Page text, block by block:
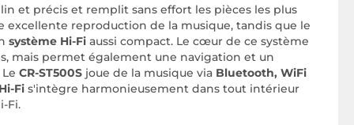
et précis et remplit sans effort les pièces les plus
excellente reproduction de la musique, tandis que le
système Hi-Fi aussi compact. Le cœur de ce système
mais permet également une navigation et un
CR-ST500S joue de la musique via Bluetooth, WiFi
Fi s'intègre harmonieusement dans tout intérieur
Fi.